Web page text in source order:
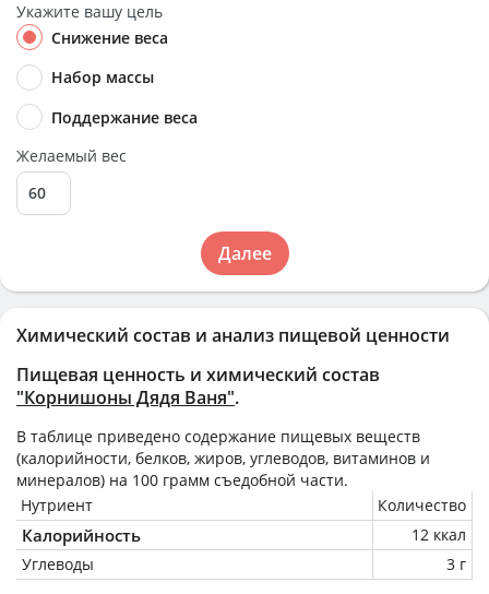
Химический состав и анализ пищевой ценности
Пищевая ценность и химический состав
"Корнишоны Дядя Ваня".
В таблице приведено содержание пищевых веществ
(калорийности, белков, жиров, углеводов, витаминов и
минералов) на 100 грамм съедобной части.
Нутриент
Количество
Калорийность
12 ккал
Углеводы
3 г
Укажите вашу цель
Снижение веса
Набор массы
Поддержание веса
Желаемый вес
Далее